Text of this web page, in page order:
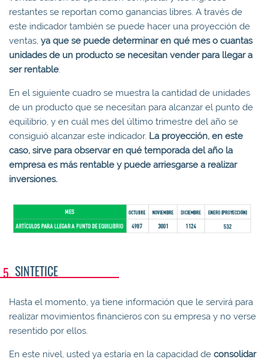
restantes se reportan como ganancias libres. A través de
este indicador también se puede hacer una proyección de
ventas, ya que se puede determinar en qué mes o cuantas
unidades de un producto se necesitan vender para llegar a
ser rentable
En el siguiente cuadro se muestra la cantidad de unidades
de un producto que se necesitan para alcanzar el punto de
equilibrio, y en cuál mes del último trimestre del año se
consiguió alcanzar este indicador. La proyección, en este
caso, sirve para observar en qué temporada del año la
empresa es más rentable y puede arriesgarse a realizar
inversiones.
SINTETICE
Hasta el momento, ya tiene información que le servirá para
realizar movimientos financieros con su empresa y no verse
resentido por ellos.
En este nivel, usted ya estaría en la capacidad de consolidar